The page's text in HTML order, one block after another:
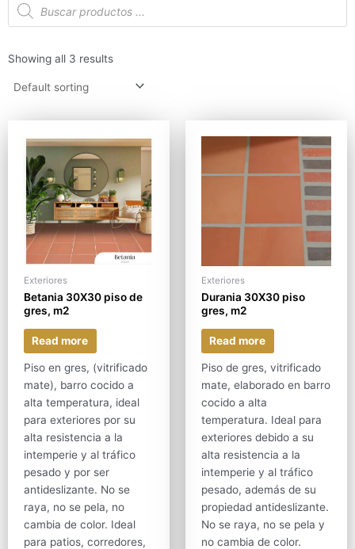
de
productos
Showing all 3 results
Exteriores
Betania 30X30 piso de
gres, m2
Read more
Piso en gres, (vitrificado
mate), barro cocido a
alta temperatura, ideal
para exteriores por su
alta resistencia a la
intemperie y al tráfico
pesado y por ser
antideslizante. No se
raya, no se pela, no
cambia de color. Ideal
para patios, corredores,
Exteriores
Durania 30X30 piso
gres, m2
Read more
Piso de gres, vitrificado
mate, elaborado en barro
cocido a alta
temperatura. Ideal para
exteriores debido a su
alta resistencia a la
intemperie y al tráfico
pesado, además de su
propiedad antideslizante.
No se raya, no se pela y
no cambia de color.